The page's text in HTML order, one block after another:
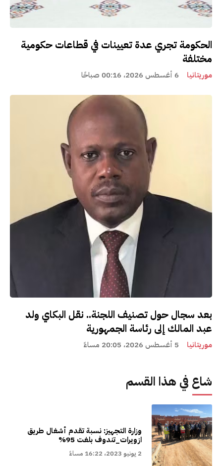
الحكومة تجري عدة تعيينات في قطاعات حكومية
مختلفة
موريتانيا 6 أغسطس 2026، 00:16 صباحًا
بعد سجال حول تصنيف اللجنة.. نقل البكاي ولد
عبد المالك إلى رئاسة الجمهورية
موريتانيا 5 أغسطس 2026، 20:05 مساءً
شاع في هذا القسم
وزارة التجهيز: نسبة تقدم أشغال طريق
ازويرات_تندوف بلغت 95%
2 يونيو 2023، 16:22 مساءً